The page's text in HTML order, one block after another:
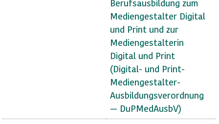
Berufsausbildung zum
Mediengestalter Digital
und Print und zur
Mediengestalterin
Digital und Print
(Digital- und Print-
Mediengestalter-
Ausbildungsverordnung
— DuPMedAusbV)